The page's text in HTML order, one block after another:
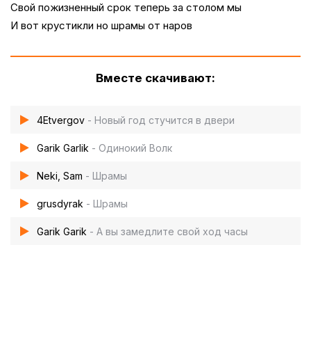
Свой пожизненный срок теперь за столом мы
И вот крустикли но шрамы от наров
Вместе скачивают:
4Etvergov - Новый год стучится в двери
Garik Garlik - Одинокий Волк
Neki, Sam - Шрамы
grusdyrak - Шрамы
Garik Garik - А вы замедлите свой ход часы